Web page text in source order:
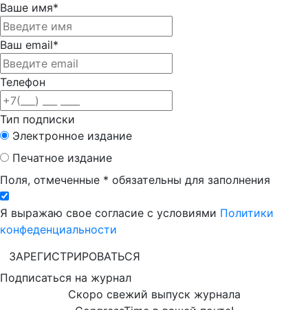
Ваше имя*
Ваш email*
Телефон
Тип подписки
Электронное издание
Печатное издание
Поля, отмеченные * обязательны для заполнения
Я выражаю свое согласие с условиями Политики
конфеденциальности
ЗАРЕГИСТРИРОВАТЬСЯ
Подписаться на журнал
Скоро свежий выпуск журнала